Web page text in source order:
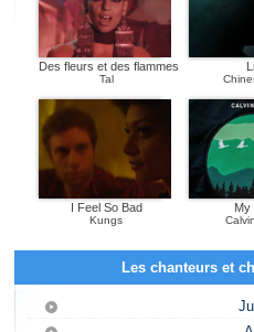
Des fleurs et des flammes
Tal
I Feel So Bad
Kungs
My
Les chanteurs et